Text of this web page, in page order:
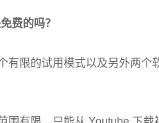
费的吗？
有限的试用模式以及另外两